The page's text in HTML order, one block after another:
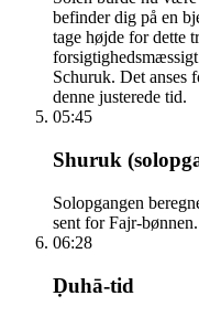
befinder dig på en
tage højde for dette
Schuruk. Det anses
denne justerede tid.
05:45
Shuruk
Solopgangen
sent for Fajr-bønnen.
06:28
Ḍuhā-tid